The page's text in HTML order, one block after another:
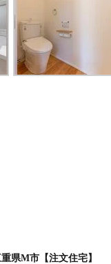
県M市【注文住宅】